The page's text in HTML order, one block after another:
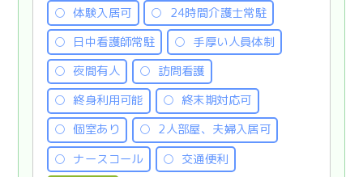
体験入居可
24時間介護士常駐
日中看護師常駐
手厚い人員体制
夜間有人
訪問看護
終身利用可能
終末期対応可
個室あり
2人部屋、夫婦入居可
ナースコール
交通便利